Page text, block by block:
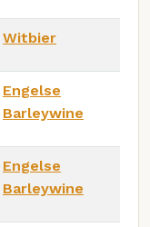
Witbier
Engelse
Barleywine
Engelse
Barleywine